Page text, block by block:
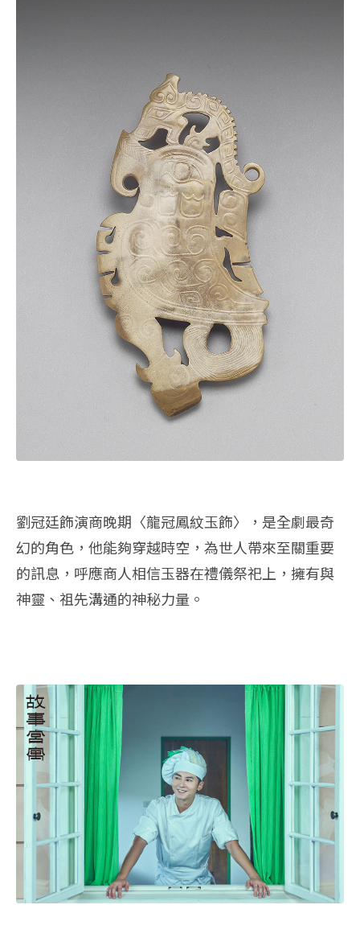
劉冠廷飾演商晚期〈龍冠鳳紋玉飾〉，是全劇最奇
幻的角色，他能夠穿越時空，為世人帶來至關重要
的訊息，呼應商人相信玉器在禮儀祭祀上，擁有與
神靈、祖先溝通的神秘力量。